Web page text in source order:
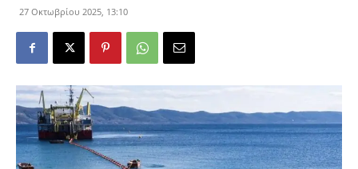
27 Οκτωβρίου 2025, 13:10